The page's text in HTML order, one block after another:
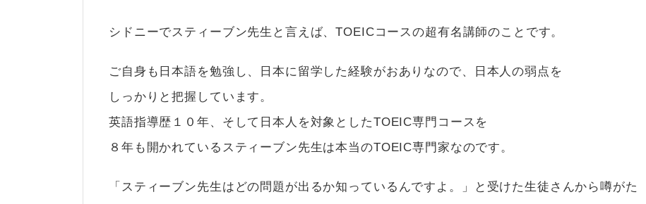
シドニーでスティーブン先生と言えば、TOEICコースの超有名講師のことです。
ご自身も日本語を勉強し、日本に留学した経験がおありなので、日本人の弱点を
しっかりと把握しています。
英語指導歴１０年、そして日本人を対象としたTOEIC専門コースを
８年も開かれているスティーブン先生は本当のTOEIC専門家なのです。
「スティーブン先生はどの問題が出るか知っているんですよ。」と受けた生徒さんから噂がた